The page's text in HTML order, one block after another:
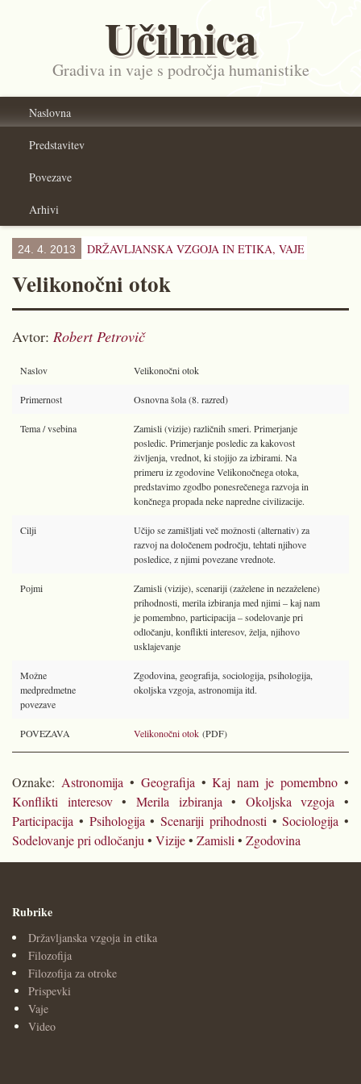
Učilnica
Gradiva in vaje s področja humanistike
Naslovna
Predstavitev
Povezave
Arhivi
24. 4. 2013 DRŽAVLJANSKA VZGOJA IN ETIKA, VAJE
Velikonočni otok
Avtor: Robert Petrovič
Naslov Velikonočni otok
Primernost Osnovna šola (8. razred)
Tema / vsebina
Zamisli (vizije) različnih smeri. Primerjanje
posledic. Primerjanje posledic za kakovost
življenja, vrednot, ki stojijo za izbirami. Na
primeru iz zgodovine Velikonočnega otoka,
predstavimo zgodbo ponesrečenega razvoja in
končnega propada neke napredne civilizacije.
Cilji
Učijo se zamišljati več možnosti (alternativ) za
razvoj na določenem področju, tehtati njihove
posledice, z njimi povezane vrednote.
Pojmi
Zamisli (vizije), scenariji (zaželene in nezaželene)
prihodnosti, merila izbiranja med njimi – kaj nam
je pomembno, participacija – sodelovanje pri
odločanju, konflikti interesov, želja, njihovo
usklajevanje
Možne
medpredmetne
povezave
Zgodovina, geografija, sociologija, psihologija,
okoljska vzgoja, astronomija itd.
POVEZAVA Velikonočni otok (PDF)
Oznake: Astronomija • Geografija •Kaj nam je pomembno •
Konflikti interesov• Merila izbiranja • Okoljska vzgoja •
Participacija • Psihologija • Scenariji prihodnosti •Sociologija •
Sodelovanje pri odločanju • Vizije• Zamisli • Zgodovina
Rubrike
Državljanska vzgoja in etika
Filozofija
Filozofija za otroke
Prispevki
Vaje
Video